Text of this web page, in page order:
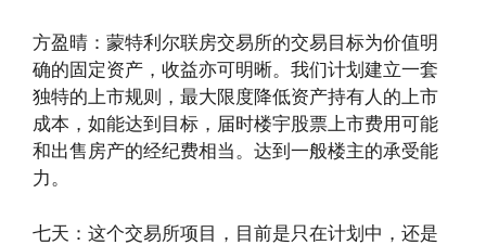
方盈晴：蒙特利尔联房交易所的交易目标为价值明
确的固定资产，收益亦可明晰。我们计划建立一套
独特的上市规则，最大限度降低资产持有人的上市
成本，如能达到目标，届时楼宇股票上市费用可能
和出售房产的经纪费相当。达到一般楼主的承受能
力。
七天：这个交易所项目，目前是只在计划中，还是